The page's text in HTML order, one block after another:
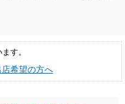
す。
店希望の方へ